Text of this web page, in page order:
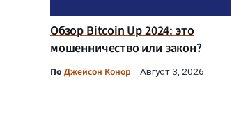
Обзор Bitcoin Up 2024: это
мошенничество или закон?
По Джейсон Конор Август 3, 2026